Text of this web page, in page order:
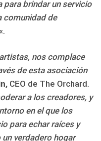
para brindar un servicio
comunidad de
nos complace
de esta asociación
CEO de The Orchard.
a los creadores, y
en el que los
para echar raíces y
verdadero hogar